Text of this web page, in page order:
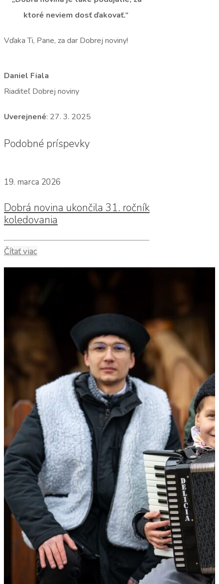
ktoré neviem dosť ďakovať.“
Vďaka Ti, Pane, za dar Dobrej noviny!
Daniel Fiala
Riaditeľ Dobrej noviny
Uverejnené: 27. 3. 2025
Podobné príspevky
19. marca 2026
Dobrá novina ukončila 31. ročník
koledovania
Čítať viac